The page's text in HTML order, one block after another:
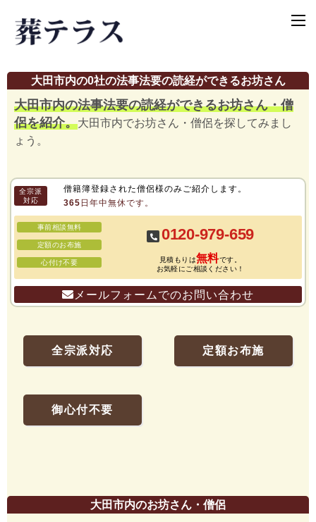
大田市内の0社の法事法要の読経ができるお坊さん
大田市内の法事法要の読経ができるお坊さん・僧
侶を紹介。大田市内でお坊さん・僧侶を探してみまし
ょう。
全宗派
対応
僧籍簿登録された僧侶様のみご紹介します。
365日年中無休です。
事前相談無料
定額のお布施
心付け不要
0120-979-659
見積もりは無料です。
お気軽にご相談ください！
メールフォームでのお問い合わせ
全宗派対応 定額お布施
御心付不要
大田市内のお坊さん・僧侶